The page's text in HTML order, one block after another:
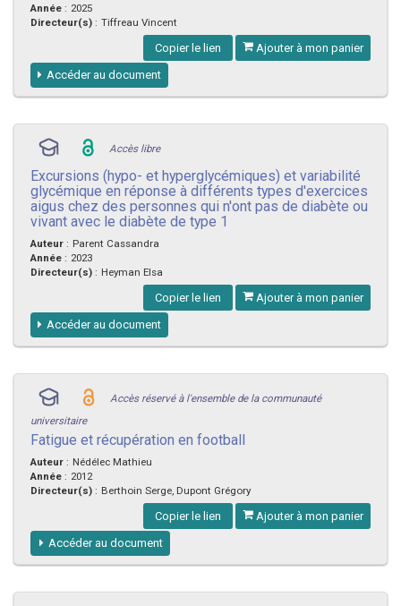
Année : 2025
Directeur(s) : Tiffreau Vincent
Copier le lien Ajouter à mon panier
Accéder au document
Accès libre
Excursions (hypo- et hyperglycémiques) et variabilité
glycémique en réponse à différents types d'exercices
aigus chez des personnes qui n'ont pas de diabète ou
vivant avec le diabète de type 1
Auteur : Parent Cassandra
Année : 2023
Directeur(s) : Heyman Elsa
Copier le lien Ajouter à mon panier
Accéder au document
Accès réservé à l'ensemble de la communauté
universitaire
Fatigue et récupération en football
Auteur : Nédélec Mathieu
Année : 2012
Directeur(s) : Berthoin Serge, Dupont Grégory
Copier le lien Ajouter à mon panier
Accéder au document